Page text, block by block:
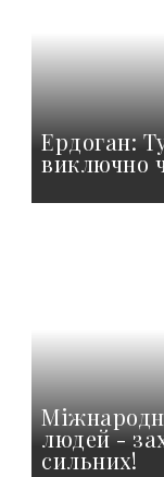
Ердоган:
виключно
людей -
сильних!